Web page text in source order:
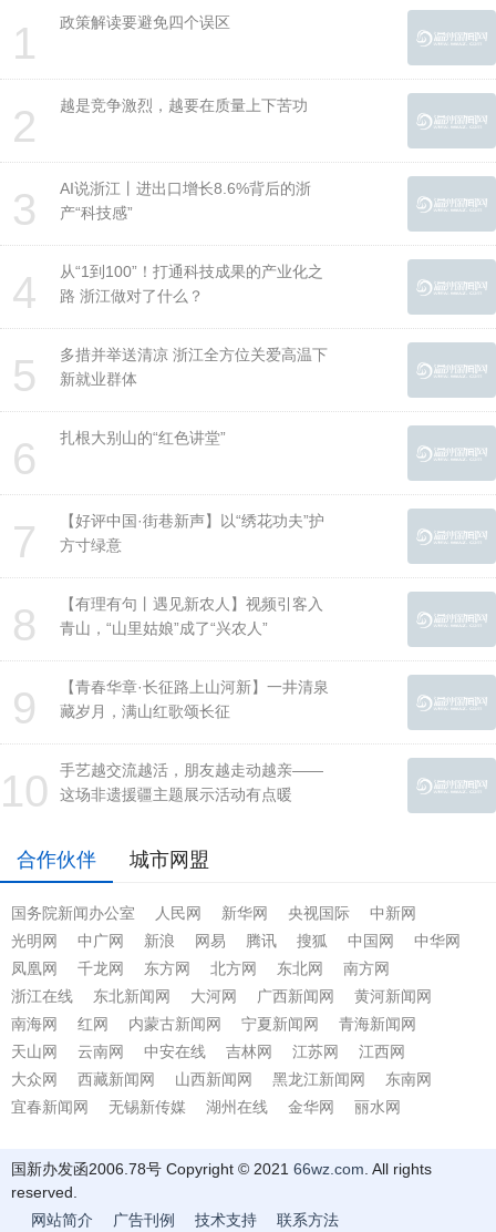
1 政策解读要避免四个误区
2 越是竞争激烈，越要在质量上下苦功
3
AI说浙江丨进出口增长8.6%背后的浙
产“科技感”
4
从“1到100”！打通科技成果的产业化之
路 浙江做对了什么？
5
多措并举送清凉 浙江全方位关爱高温下
新就业群体
6 扎根大别山的“红色讲堂”
7
【好评中国·街巷新声】以“绣花功夫”护
方寸绿意
8
【有理有句丨遇见新农人】视频引客入
青山，“山里姑娘”成了“兴农人”
9
【青春华章·长征路上山河新】一井清泉
藏岁月，满山红歌颂长征
10
手艺越交流越活，朋友越走动越亲——
这场非遗援疆主题展示活动有点暖
合作伙伴 城市网盟
国务院新闻办公室 人民网 新华网 央视国际
中新网
光明网
中广网 新浪 网易 腾讯 搜狐 中国网
中华网
凤凰网
千龙网 东方网 北方网 东北网
南方网
浙江在线
东北新闻网 大河网 广西新闻网
黄河新闻网
南海网
红网 内蒙古新闻网 宁夏新闻网
青海新闻网
天山网
云南网 中安在线 吉林网 江苏网
江西网
大众网
西藏新闻网 山西新闻网 黑龙江新闻网
东南网
宜春新闻网
无锡新传媒 湖州在线 金华网 丽水网
国新办发函2006.78号 Copyright © 2021 66wz.com . All rights
reserved.
网站简介
广告刊例 技术支持 联系方法